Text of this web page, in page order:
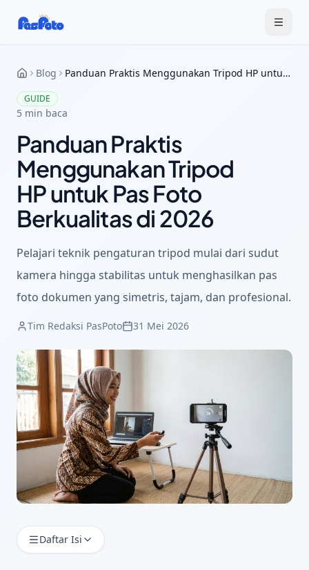
Blog Panduan Praktis Menggunakan Tripod HP untuk Pas Foto Berkualitas di 2026
GUIDE
5 min baca
Panduan Praktis
Menggunakan Tripod
HP untuk Pas Foto
Berkualitas di 2026
Pelajari teknik pengaturan tripod mulai dari sudut
kamera hingga stabilitas untuk menghasilkan pas
foto dokumen yang simetris, tajam, dan profesional.
Tim Redaksi PasPoto 31 Mei 2026
Daftar Isi